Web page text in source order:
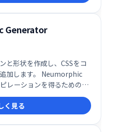
Generator
と形状を作成し、CSSをコ
加します。 Neumorphic
レーションを得るための50
ています。
く見る